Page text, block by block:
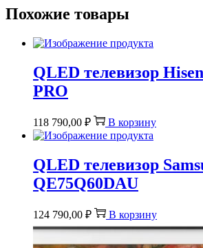
Похожие товары
QLED телевизор
PRO
118 790,00 ₽ В корзину
QLED телевизор
QE75Q60DAU
124 790,00 ₽ В корзину